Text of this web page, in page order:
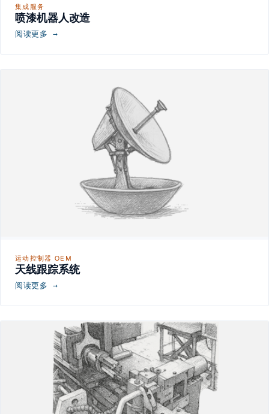
集成服务
喷漆机器人改造
阅读更多 →
运动控制器 OEM
天线跟踪系统
阅读更多 →